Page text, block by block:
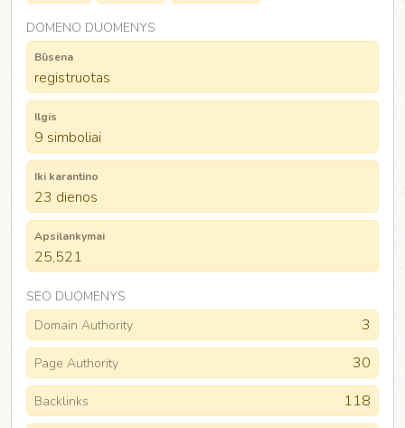
DOMENO DUOMENYS
Būsena
registruotas
Ilgis
9 simboliai
Iki karantino
23 dienos
Apsilankymai
25,521
SEO DUOMENYS
Domain Authority
3
Page Authority 30
Backlinks 118